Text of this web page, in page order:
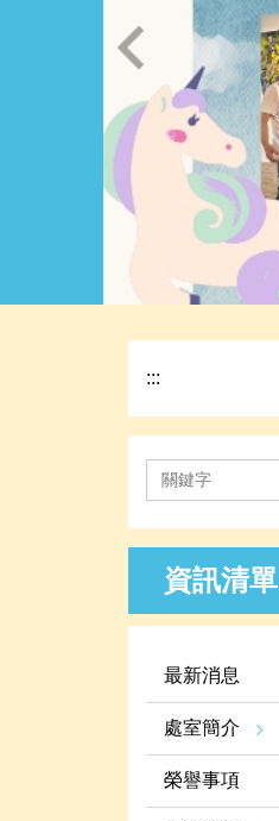
:::
資訊清單
最新消息
處室簡介
榮譽事項